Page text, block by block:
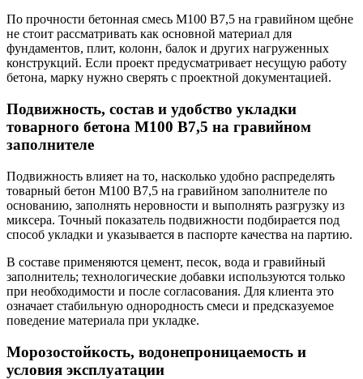
По прочности бетонная смесь М100 В7,5 на гравийном щебне
не стоит рассматривать как основной материал для
фундаментов, плит, колонн, балок и других нагруженных
конструкций. Если проект предусматривает несущую работу
бетона, марку нужно сверять с проектной документацией.
Подвижность, состав и удобство укладки
товарного бетона М100 В7,5 на гравийном
заполнителе
Подвижность влияет на то, насколько удобно распределять
товарный бетон М100 В7,5 на гравийном заполнителе по
основанию, заполнять неровности и выполнять разгрузку из
миксера. Точный показатель подвижности подбирается под
способ укладки и указывается в паспорте качества на партию.
В составе применяются цемент, песок, вода и гравийный
заполнитель; технологические добавки используются только
при необходимости и после согласования. Для клиента это
означает стабильную однородность смеси и предсказуемое
поведение материала при укладке.
Морозостойкость, водонепроницаемость и
условия эксплуатации